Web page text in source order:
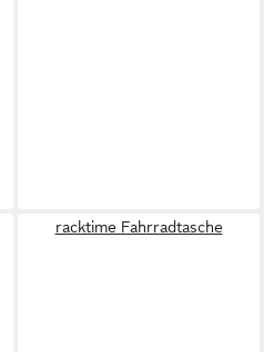
racktime Fahrradtasche